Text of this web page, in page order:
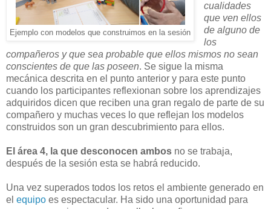
Ejemplo con modelos que construimos en la sesión
cualidades
que ven ellos
de alguno de
los
compañeros y que sea probable que ellos mismos no sean
conscientes de que las poseen. Se sigue la misma
mecánica descrita en el punto anterior y para este punto
cuando los participantes reflexionan sobre los aprendizajes
adquiridos dicen que reciben una gran regalo de parte de su
compañero y muchas veces lo que reflejan los modelos
construidos son un gran descubrimiento para ellos.
El área 4, la que desconocen ambos no se trabaja,
después de la sesión esta se habrá reducido.
Una vez superados todos los retos el ambiente generado en
el equipo es espectacular. Ha sido una oportunidad para